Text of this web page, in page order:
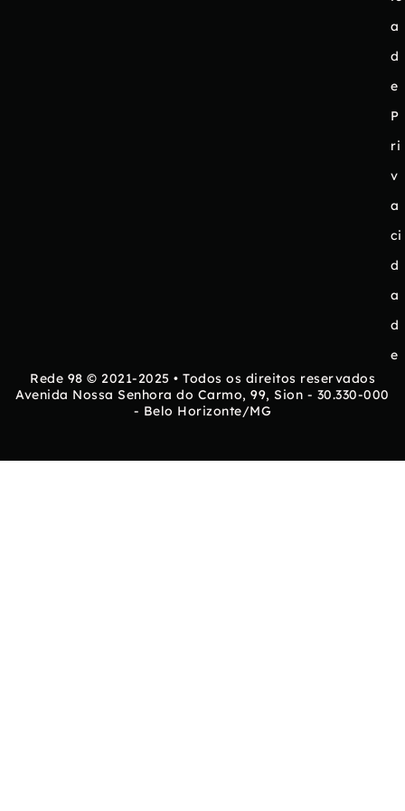
a
d
e
P
ri
v
a
ci
d
a
d
e
Rede 98 © 2021-2025 • Todos os direitos reservados
Avenida Nossa Senhora do Carmo, 99, Sion - 30.330-000
- Belo Horizonte/MG